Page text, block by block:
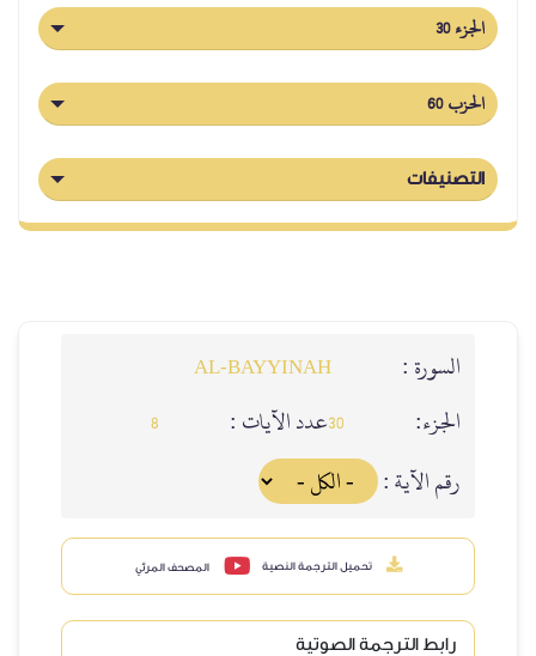
الجزء 30
الحزب 60
التصنيفات
السورة : AL‑BAYYINAH
الجزء: 30عدد الآيات : 8
رقم الآية :
تحميل الترجمة النصية المصحف المرئي
رابط الترجمة الصوتية